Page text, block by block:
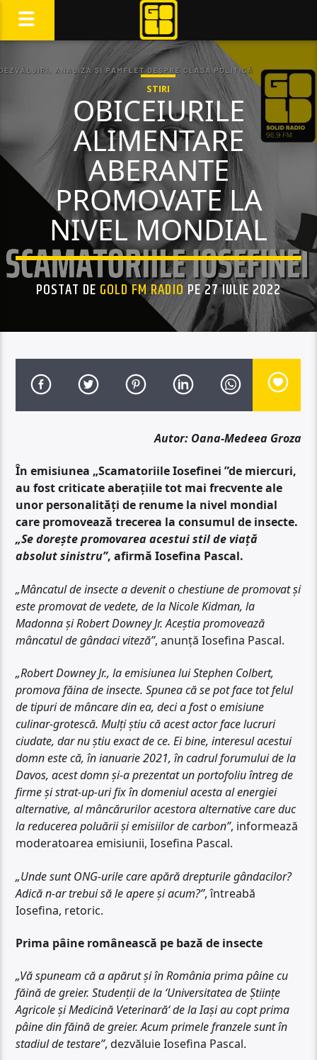
STIRI
OBICEIURILE
ALIMENTARE
ABERANTE
PROMOVATE LA
NIVEL MONDIAL
POSTAT DE GOLD FM RADIOPE 27 IULIE 2022
Autor: Oana-Medeea Groza
În emisiunea „Scamatoriile Iosefinei ”de miercuri,
au fost criticate aberațiile tot mai frecvente ale
unor personalități de renume la nivel mondial
care promovează trecerea la consumul de insecte.
„Se dorește promovarea acestui stil de viață
absolut sinistru”, afirmă Iosefina Pascal.
„Mâncatul de insecte a devenit o chestiune de promovat și
este promovat de vedete, de la Nicole Kidman, la
Madonna și Robert Downey Jr. Aceștia promovează
mâncatul de gândaci viteză”, anunță Iosefina Pascal.
„Robert Downey Jr., la emisiunea lui Stephen Colbert,
promova făina de insecte. Spunea că se pot face tot felul
de tipuri de mâncare din ea, deci a fost o emisiune
culinar-grotescă. Mulți știu că acest actor face lucruri
ciudate, dar nu știu exact de ce. Ei bine, interesul acestui
domn este că, în ianuarie 2021, în cadrul forumului de la
Davos, acest domn și-a prezentat un portofoliu întreg de
firme și strat-up-uri fix în domeniul acesta al energiei
alternative, al mâncărurilor acestora alternative care duc
la reducerea poluării și emisiilor de carbon”, informează
moderatoarea emisiunii, Iosefina Pascal.
„Unde sunt ONG-urile care apără drepturile gândacilor?
Adică n-ar trebui să le apere și acum?”, întreabă
Iosefina, retoric.
Prima pâine românească pe bază de insecte
„Vă spuneam că a apărut și în România prima pâine cu
făină de greier. Studenții de la ‘Universitatea de Științe
Agricole și Medicină Veterinară‘ de la Iași au copt prima
pâine din făină de greier. Acum primele franzele sunt în
stadiul de testare”, dezvăluie Iosefina Pascal.